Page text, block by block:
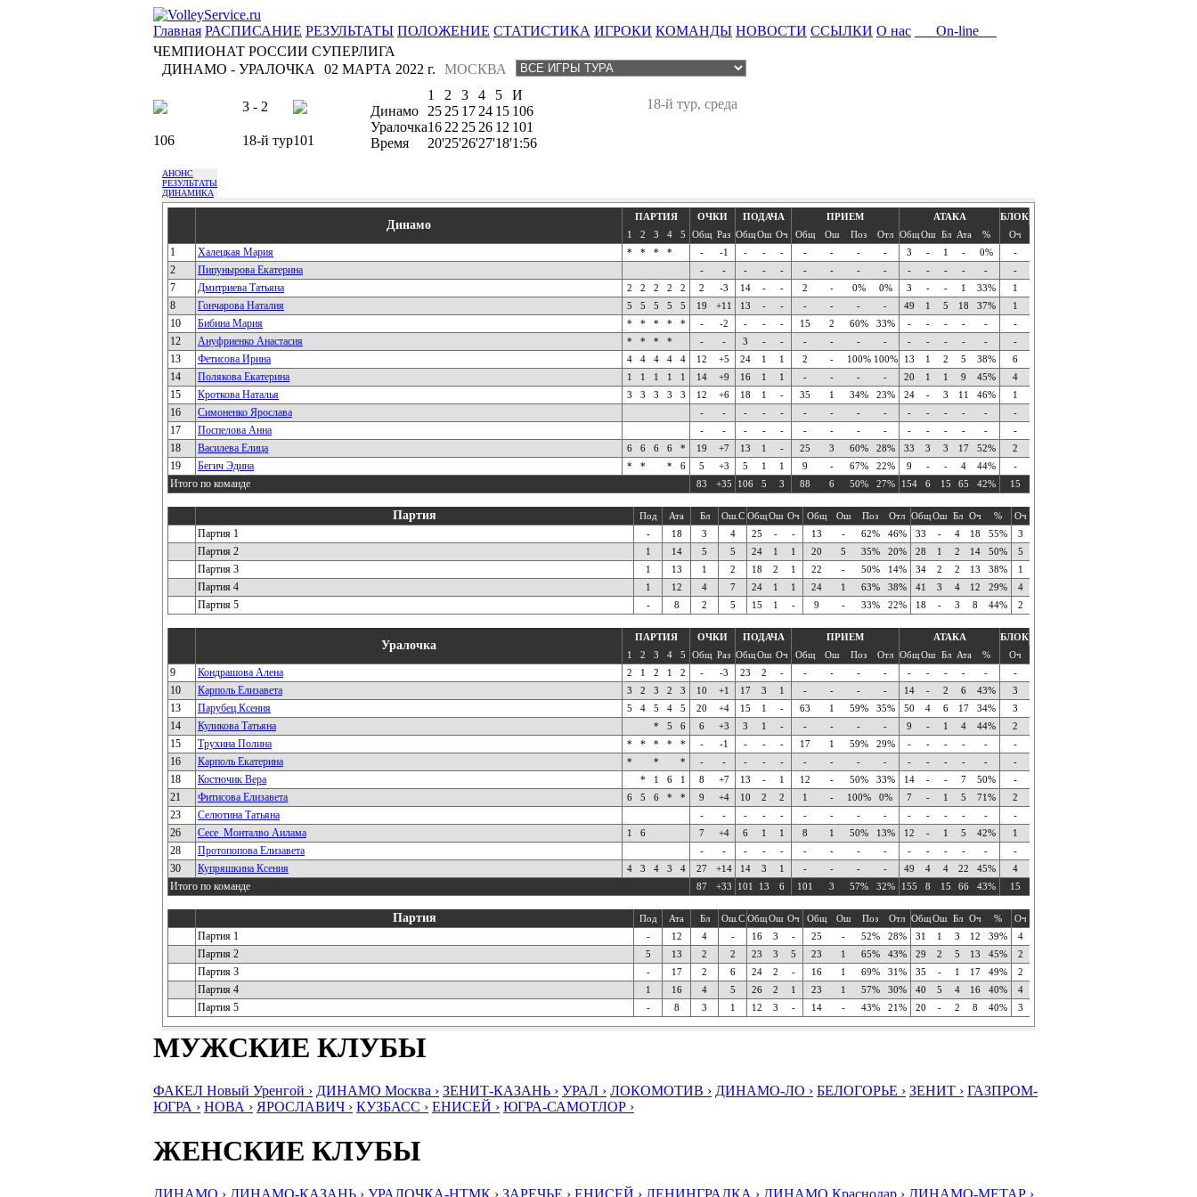
Главная РАСПИСАНИЕ РЕЗУЛЬТАТЫ ПОЛОЖЕНИЕ СТАТИСТИКА ИГРОКИ КОМАНДЫ НОВОСТИ ССЫЛКИ О нас
On-line
ЧЕМПИОНАТ РОССИИ СУПЕРЛИГА
ДИНАМО - УРАЛОЧКА
МОСКВА
02 МАРТА 2022 г.
3 - 2
106 18-й тур101
18-й тур, среда
1 2 3 4 5
И
Динамо
25 25 17 24 15 106
Уралочка16 22 25 26 12 101
Время
20'25'26'27'18'1:56
АНОНС
РЕЗУЛЬТАТЫ
ДИНАМИКА
Динамо
ПАРТИЯ ОЧКИ ПОДАЧА ПРИЕМ АТАКА
БЛОК
1
2 3 4 5 Общ Раз ОбщОш Оч Общ Ош Поз Отл ОбщОш Бл Ата % Оч
1 Халецкая Мария * * * * - -1 - - - - - - - 3 - 1 - 0% -
2 Пипунырова Екатерина - - - - - - - - - - - - - - -
7 Дмитриева Татьяна 2 2 2 2 2 2 -3 14 - - 2 - 0% 0% 3 - - 1 33% 1
8 Гончарова Наталия 5 5 5 5 5 19 +11 13 - - - - - - 49 1 5 18 37% 1
10 Бибина Мария * * * * * - -2 - - - 15 2 60% 33% - - - - - -
12 Ануфриенко Анастасия * * * * - - 3 - - - - - - - - - - - -
13 Фетисова Ирина 4 4 4 4 4 12 +5 24 1 1 2 - 100% 100% 13 1 2 5 38% 6
14 Полякова Екатерина 1 1 1 1 1 14 +9 16 1 1 - - - - 20 1 1 9 45% 4
15 Кроткова Наталья 3 3 3 3 3 12 +6 18 1 - 35 1 34% 23% 24 - 3 11 46% 1
16 Симоненко Ярослава - - - - - - - - - - - - - - -
17 Поспелова Анна - - - - - - - - - - - - - - -
18 Василева Елица 6 6 6 6 * 19 +7 13 1 - 25 3 60% 28% 33 3 3 17 52% 2
19 Бегич Эдина * * * 6 5 +3 5 1 1 9 - 67% 22% 9 - - 4 44% -
Итого по команде 83 +35 106 5 3 88 6 50% 27% 154 6 15 65 42% 15
Партия Под Ата Бл Ош.С ОбщОш Оч Общ Ош Поз Отл ОбщОш Бл Оч % Оч
Партия 1 - 18 3 4 25 - - 13 - 62% 46% 33 - 4 18 55% 3
Партия 2 1 14 5 5 24 1 1 20 5 35% 20% 28 1 2 14 50% 5
Партия 3 1 13 1 2 18 2 1 22 - 50% 14% 34 2 2 13 38% 1
Партия 4 1 12 4 7 24 1 1 24 1 63% 38% 41 3 4 12 29% 4
Партия 5 - 8 2 5 15 1 - 9 - 33% 22% 18 - 3 8 44% 2
Уралочка
ПАРТИЯ ОЧКИ ПОДАЧА ПРИЕМ АТАКА
БЛОК
1
2 3 4 5 Общ Раз ОбщОш Оч Общ Ош Поз Отл ОбщОш Бл Ата % Оч
9 Кондрашова Алена 2 1 2 1 2 - -3 23 2 - - - - - - - - - - -
10 Карполь Елизавета 3 2 3 2 3 10 +1 17 3 1 - - - - 14 - 2 6 43% 3
13 Парубец Ксения 5 4 5 4 5 20 +4 15 1 - 63 1 59% 35% 50 4 6 17 34% 3
14 Куликова Татьяна * 5 6 6 +3 3 1 - - - - - 9 - 1 4 44% 2
15 Трухина Полина * * * * * - -1 - - - 17 1 59% 29% - - - - - -
16 Карполь Екатерина * * * - - - - - - - - - - - - - - -
18 Костючик Вера * 1 6 1 8 +7 13 - 1 12 - 50% 33% 14 - - 7 50% -
21 Фитисова Елизавета 6 5 6 * * 9 +4 10 2 2 1 - 100% 0% 7 - 1 5 71% 2
23 Селютина Татьяна - - - - - - - - - - - - - - -
26 Сесе_Монталво Аилама 1 6 7 +4 6 1 1 8 1 50% 13% 12 - 1 5 42% 1
28 Протопопова Елизавета - - - - - - - - - - - - - - -
30 Купряшкина Ксения 4 3 4 3 4 27 +14 14 3 1 - - - - 49 4 4 22 45% 4
Итого по команде 87 +33 101 13 6 101 3 57% 32% 155 8 15 66 43% 15
Партия Под Ата Бл Ош.С ОбщОш Оч Общ Ош Поз Отл ОбщОш Бл Оч % Оч
Партия 1 - 12 4 - 16 3 - 25 - 52% 28% 31 1 3 12 39% 4
Партия 2 5 13 2 2 23 3 5 23 1 65% 43% 29 2 5 13 45% 2
Партия 3 - 17 2 6 24 2 - 16 1 69% 31% 35 - 1 17 49% 2
Партия 4 1 16 4 5 26 2 1 23 1 57% 30% 40 5 4 16 40% 4
Партия 5 - 8 3 1 12 3 - 14 - 43% 21% 20 - 2 8 40% 3
МУЖСКИЕ КЛУБЫ
ФАКЕЛ Новый Уренгой › ДИНАМО Москва › ЗЕНИТ-КАЗАНЬ › УРАЛ › ЛОКОМОТИВ › ДИНАМО-ЛО › БЕЛОГОРЬЕ › ЗЕНИТ › ГАЗПРОМ-
ЮГРА › НОВА › ЯРОСЛАВИЧ › КУЗБАСС › ЕНИСЕЙ › ЮГРА-САМОТЛОР ›
ЖЕНСКИЕ КЛУБЫ